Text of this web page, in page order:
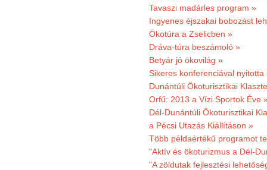
Tavaszi madárles program »
Ingyenes éjszakai bobozást
Ökotúra a Zselicben »
Dráva-túra beszámoló »
Betyár jó ökovilág »
Sikeres konferenciával
Dunántúli Ökoturisztikai
Orfű: 2013 a Vízi Sportok Éve
Dél-Dunántúli Ökoturisztikai
a Pécsi Utazás Kiállításon »
Több példaértékű programot
"Aktív és ökoturizmus a Dél-
"A zöldutak fejlesztési